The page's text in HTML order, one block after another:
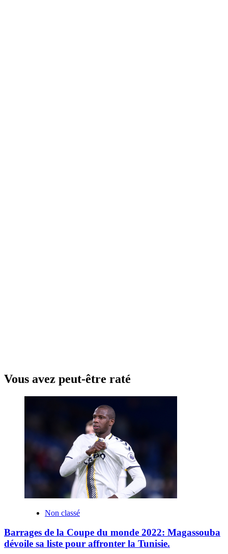
Vous avez peut-être raté
Non classé
Barrages de la Coupe du monde 2022: Magassouba
dévoile sa liste pour affronter la Tunisie.